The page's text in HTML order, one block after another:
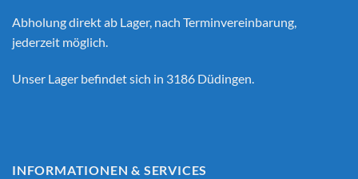
Abholung direkt ab Lager, nach Terminvereinbarung,
jederzeit möglich.
Unser Lager befindet sich in 3186 Düdingen.
INFORMATIONEN & SERVICES